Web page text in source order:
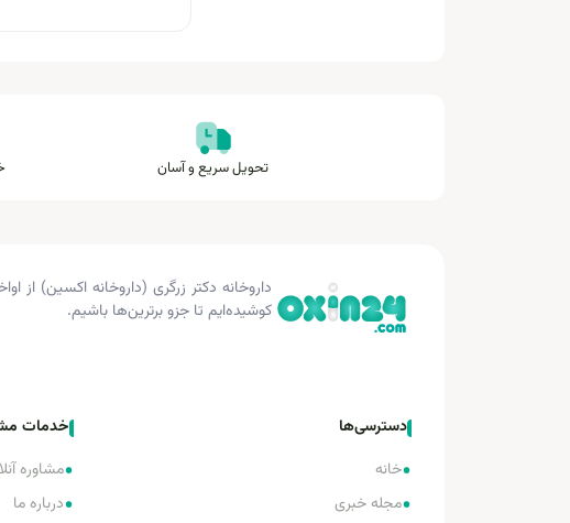
تحویل سریع و آسان
کوشیده‌ایم تا جزو برترین‌ها باشیم.
دسترسی‌ها
•خانه
•مجله خبری
خدمات
•مشاوره
•درباره ما